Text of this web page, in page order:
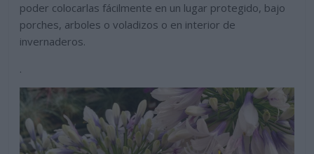
poder colocarlas fácilmente en un lugar protegido, bajo
porches, arboles o voladizos o en interior de
invernaderos.
.